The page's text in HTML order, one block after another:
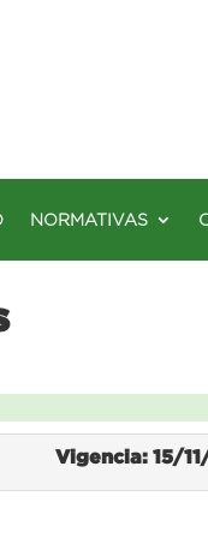
NORMATIVAS
Vigencia: 15/